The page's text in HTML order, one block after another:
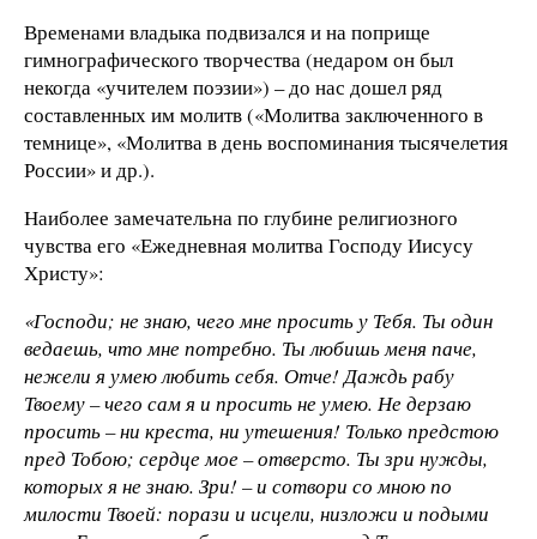
Временами владыка подвизался и на поприще
гимнографического творчества (недаром он был
некогда «учителем поэзии») – до нас дошел ряд
составленных им молитв («Молитва заключенного в
темнице», «Молитва в день воспоминания тысячелетия
России» и др.).
Наиболее замечательна по глубине религиозного
чувства его «Ежедневная молитва Господу Иисусу
Христу»:
«Господи; не знаю, чего мне просить у Тебя. Ты один
ведаешь, что мне потребно. Ты любишь меня паче,
нежели я умею любить себя. Отче! Даждь рабу
Твоему – чего сам я и просить не умею. Не дерзаю
просить – ни креста, ни утешения! Только предстою
пред Тобою; сердце мое – отверсто. Ты зри нужды,
которых я не знаю. Зри! – и сотвори со мною по
милости Твоей: порази и исцели, низложи и подыми